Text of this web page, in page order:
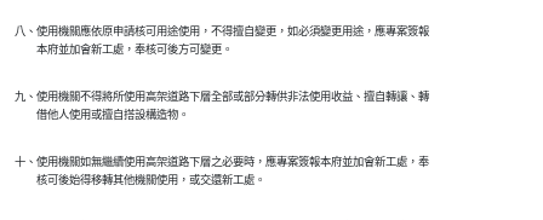
    八、使用機關應依原申請核可用途使用，不得擅自變更，如必須變更用途，應專案簽報
    九、使用機關不得將所使用高架道路下層全部或部分轉供非法使用收益、擅自轉讓、轉
    十、使用機關如無繼續使用高架道路下層之必要時，應專案簽報本府並加會新工處，奉